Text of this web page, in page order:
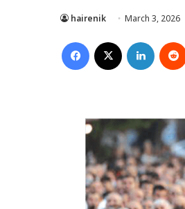
hairenik March 3, 2026
Facebook LinkedIn